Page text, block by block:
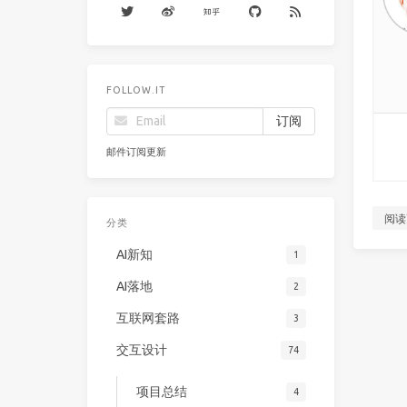
阅
FOLLOW.IT
邮件订阅更新
分类
AI新知 1
AI落地 2
互联网套路 3
交互设计 74
项目总结 4